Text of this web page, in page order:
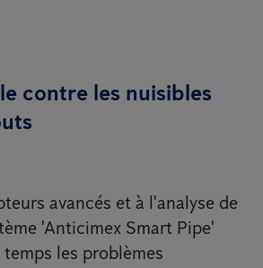
contre les nuisibles
avancés et à l'analyse de
'Anticimex Smart Pipe'
les problèmes